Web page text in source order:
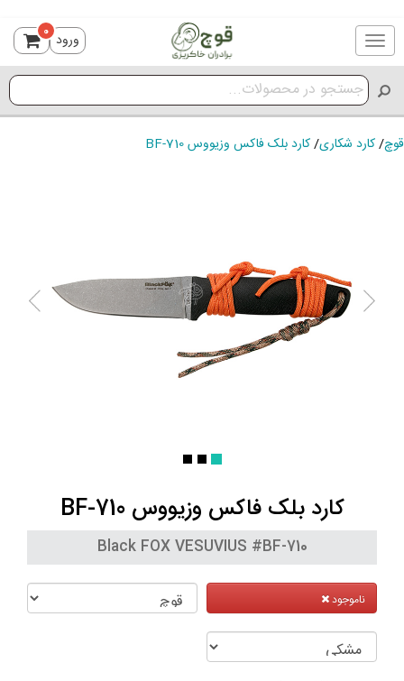
Toggle
navigation
ورود 0
قوچ/کارد شکاری/کارد بلک فاکس وزیووس BF-710
کارد بلک فاکس وزیووس BF-710
Black FOX VESUVIUS #BF-710
ناموجود